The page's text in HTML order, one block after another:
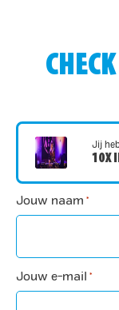
Jij
10X
Jouw naam *
Jouw e-mail *